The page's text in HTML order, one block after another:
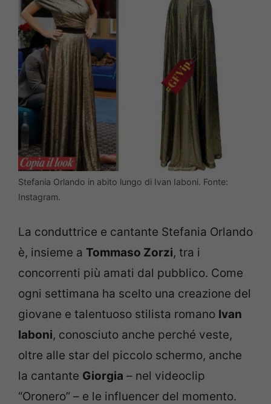
Stefania Orlando in abito lungo di Ivan Iaboni. Fonte:
Instagram.
La conduttrice e cantante Stefania Orlando
è, insieme a Tommaso Zorzi, tra i
concorrenti più amati dal pubblico. Come
ogni settimana ha scelto una creazione del
giovane e talentuoso stilista romano Ivan
Iaboni, conosciuto anche perché veste,
oltre alle star del piccolo schermo, anche
la cantante Giorgia – nel videoclip
“Oronero” – e le influencer del momento.